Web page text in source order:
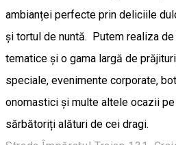
ambianței perfecte prin deliciile
și tortul de nuntă. Putem realiza
tematice și o gama largă de
speciale, evenimente corporate,
onomastici și multe altele ocazii
sărbătoriți alături de cei dragi.